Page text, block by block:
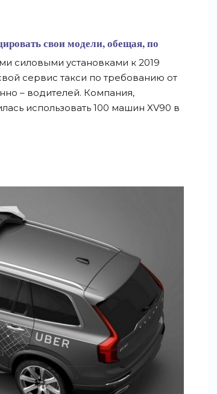
свои модели, обещая, по
силовыми установками к 2019
сервис такси по требованию от
– водителей. Компания,
использовать 100 машин XV90 в